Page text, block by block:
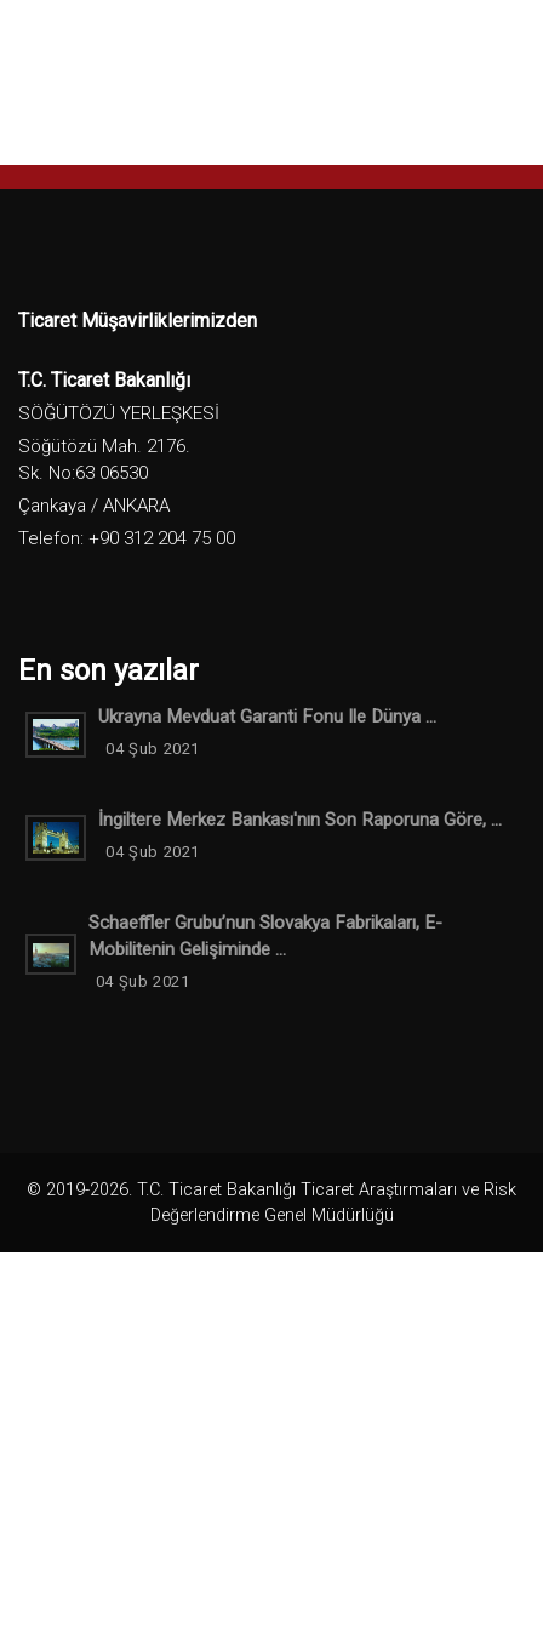
Ticaret Müşavirliklerimizden
T.C. Ticaret Bakanlığı
SÖĞÜTÖZÜ YERLEŞKESİ
Söğütözü Mah. 2176.
Sk. No:63 06530
Çankaya / ANKARA
Telefon: +90 312 204 75 00
En son yazılar
Ukrayna Mevduat Garanti Fonu Ile Dünya ...
04 Şub 2021
İngiltere Merkez Bankası'nın Son Raporuna Göre, ...
04 Şub 2021
Schaeffler Grubu’nun Slovakya Fabrikaları, E-
Mobilitenin Gelişiminde ...
04 Şub 2021
© 2019-2026. T.C. Ticaret Bakanlığı Ticaret Araştırmaları ve Risk
Değerlendirme Genel Müdürlüğü